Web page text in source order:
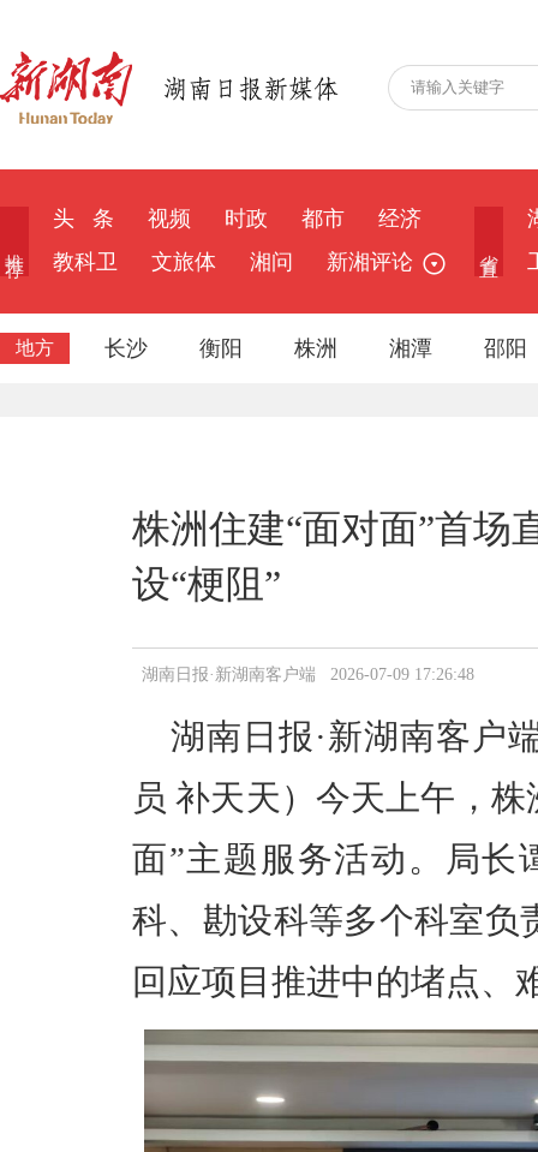
头 条 视频 时政 都市
经济
教科卫
文旅体 湘问 新湘评论
地方 长沙 衡阳 株洲 湘潭 邵阳
株洲住建“面对面”首场
设“梗阻”
湖南日报·新湖南客户端 2026-07-09 17:26:48
湖南日报·新湖南客户
员 补天天）今天上午，
面”主题服务活动。局长
科、勘设科等多个科室负
回应项目推进中的堵点、